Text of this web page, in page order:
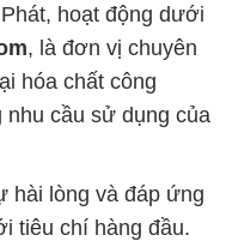
hoạt động dưới
, là đơn vị chuyên
hóa chất công
nhu cầu sử dụng của
hài lòng và đáp ứng
tiêu chí hàng đầu.